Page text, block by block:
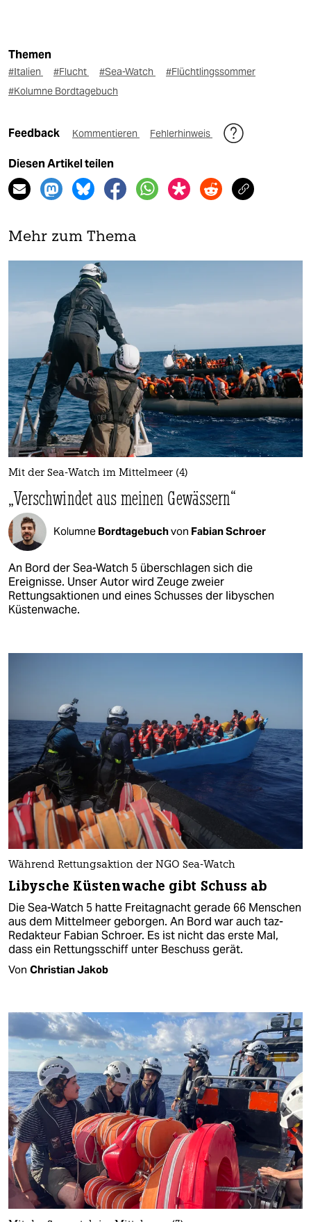
Themen
#Italien #Flucht #Sea-Watch
#Flüchtlingssommer
#Kolumne Bordtagebuch
Feedback Kommentieren Fehlerhinweis
Diesen Artikel teilen
Mehr zum Thema
Mit der Sea-Watch im Mittelmeer (4)
„Verschwindet aus meinen Gewässern“
Kolumne Bordtagebuchvon Fabian Schroer
An Bord der Sea-Watch 5 überschlagen sich die
Ereignisse. Unser Autor wird Zeuge zweier
Rettungsaktionen und eines Schusses der libyschen
Küstenwache.
Während Rettungsaktion der NGO Sea-Watch
Libysche Küstenwache gibt Schuss ab
Die Sea-Watch 5 hatte Freitagnacht gerade 66 Menschen
aus dem Mittelmeer geborgen. An Bord war auch taz-
Redakteur Fabian Schroer. Es ist nicht das erste Mal,
dass ein Rettungsschiff unter Beschuss gerät.
Von Christian Jakob